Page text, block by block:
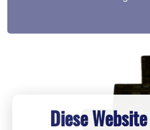
Diese